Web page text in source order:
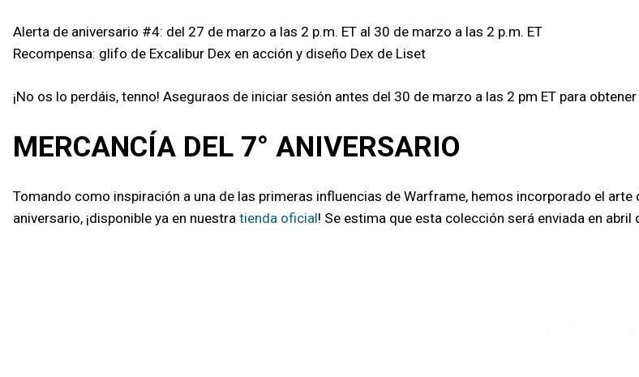
Alerta de aniversario #4: del 27 de marzo a las 2 p.m. ET al 30 de marzo a las 2 p.m. ET
Recompensa: glifo de Excalibur Dex en acción y diseño Dex de Liset
¡No os lo perdáis, tenno! Aseguraos de iniciar sesión antes del 30 de marzo a las 2 pm ET para
MERCANCÍA DEL 7° ANIVERSARIO
Tomando como inspiración a una de las primeras influencias de Warframe, hemos incorporado el
aniversario, ¡disponible ya en nuestra tienda oficial! Se estima que esta colección será enviada en abril